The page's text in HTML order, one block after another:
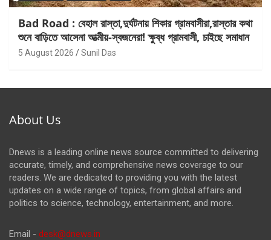
Bad Road : বেহাল রাস্তা,দুর্ঘটনায় শিকার গ্রামবাসীরা,রাস্তার কথা
শুনে বাড়িতে আসেনা আত্মীয়-স্বজনেরা! ক্ষুব্ধ গ্রামবাসী, চাইছে সমাধান
5 August 2026 Sunil Das
About Us
Dnews is a leading online news source committed to delivering
accurate, timely, and comprehensive news coverage to our
readers. We are dedicated to providing you with the latest
updates on a wide range of topics, from global affairs and
politics to science, technology, entertainment, and more.
Email - desk@dnews.in